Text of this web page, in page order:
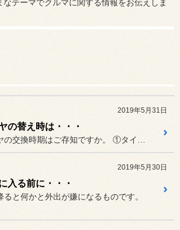
なテーマでクルマに関する情報をお伝えしま
2019年5月31日
の替え時は・・・
2019年5月30日
入る前に・・・
ると何かと外出が嫌になるものです。